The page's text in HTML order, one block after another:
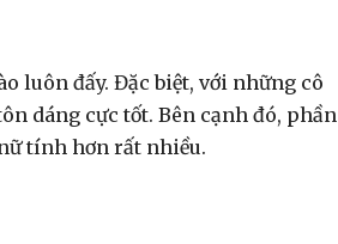
luôn đấy. Đặc biệt, với những cô
dáng cực tốt. Bên cạnh đó, phần
tính hơn rất nhiều.